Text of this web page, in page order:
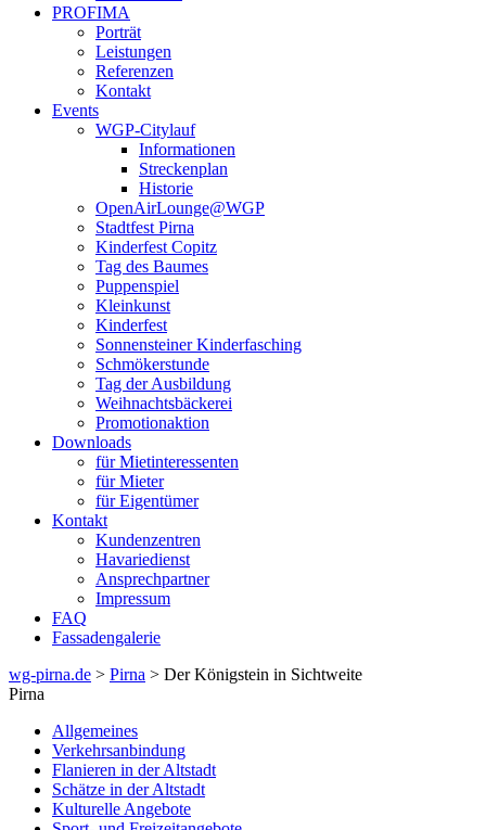
PROFIMA
Porträt
Leistungen
Referenzen
Kontakt
Events
WGP-Citylauf
Informationen
Streckenplan
Historie
OpenAirLounge@WGP
Stadtfest Pirna
Kinderfest Copitz
Tag des Baumes
Puppenspiel
Kleinkunst
Kinderfest
Sonnensteiner Kinderfasching
Schmökerstunde
Tag der Ausbildung
Weihnachtsbäckerei
Promotionaktion
Downloads
für Mietinteressenten
für Mieter
für Eigentümer
Kontakt
Kundenzentren
Havariedienst
Ansprechpartner
Impressum
FAQ
Fassadengalerie
wg-pirna.de > Pirna > Der Königstein in Sichtweite
Pirna
Allgemeines
Verkehrsanbindung
Flanieren in der Altstadt
Schätze in der Altstadt
Kulturelle Angebote